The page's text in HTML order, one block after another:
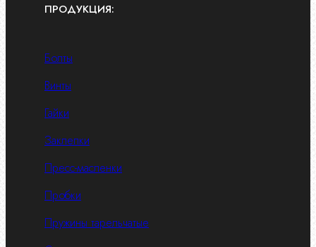
ПРОДУКЦИЯ:
Болты
Винты
Гайки
Заклепки
Пресс-масленки
Пробки
Пружины тарельчатые